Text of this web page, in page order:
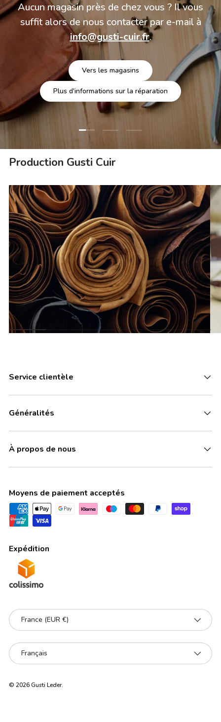
Aucun magasin près de chez vous ? Il vous
suffit alors de nous contacter par e-mail à
info@gusti-cuir.fr.
Vers les magasins
Plus d'informations sur la réparation
Charger la diapositive 1 de 3
Charger la diapositive 2 de 3
Charger la diapositive 3
Production Gusti Cuir
Service clientèle
Généralités
À propos de nous
Moyens de paiement acceptés
Expédition
Pays
France (EUR €)
Langue
Français
© 2026Gusti Leder.